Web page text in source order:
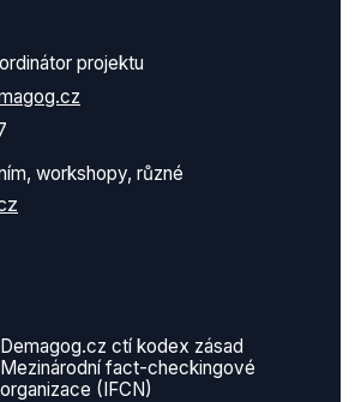
projektu
workshopy, různé
Demagog.cz ctí kodex zásad
Mezinárodní fact-checkingové
organizace (IFCN)